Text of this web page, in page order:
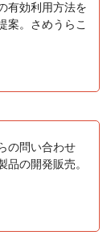
有効利用方法を
案。さめうらこ
の問い合わせ
品の開発販売。